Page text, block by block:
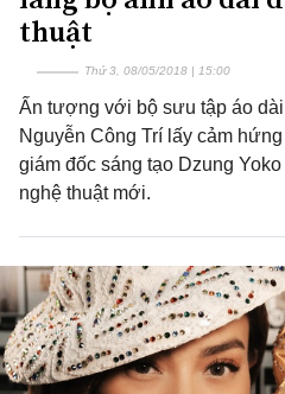
thuật
Thứ 3, 08/05/2018 | 15:00
Ấn tượng với bộ sưu tập áo
Nguyễn Công Trí lấy cảm
giám đốc sáng tạo Dzung
nghệ thuật mới.